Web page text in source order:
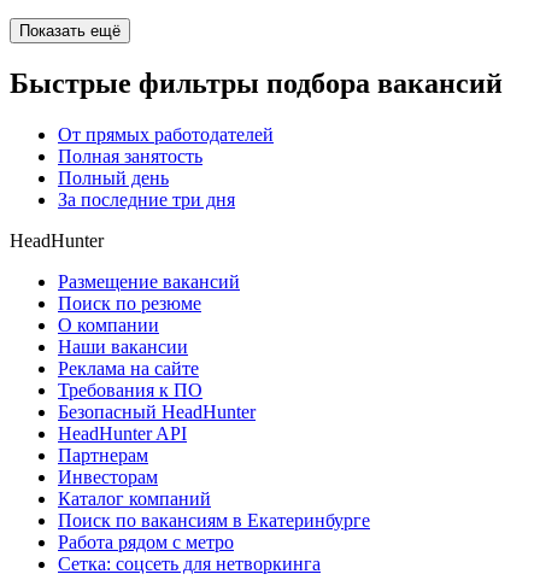
Показать ещё
Быстрые фильтры подбора вакансий
От прямых работодателей
Полная занятость
Полный день
За последние три дня
HeadHunter
Размещение вакансий
Поиск по резюме
О компании
Наши вакансии
Реклама на сайте
Требования к ПО
Безопасный HeadHunter
HeadHunter API
Партнерам
Инвесторам
Каталог компаний
Поиск по вакансиям в Екатеринбурге
Работа рядом с метро
Сетка: соцсеть для нетворкинга